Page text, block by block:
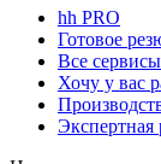
hh PRO
Готовое
Все сервисы
Хочу у вас
Экспертная